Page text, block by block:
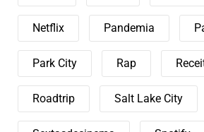
Netflix Pandemia
Park City Rap
Roadtrip Salt Lake City